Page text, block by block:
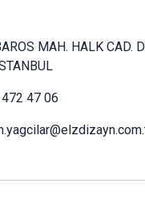
MAH. HALK CAD.
47 06